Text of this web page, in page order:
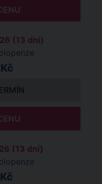
(13 dní)
(13 dní)